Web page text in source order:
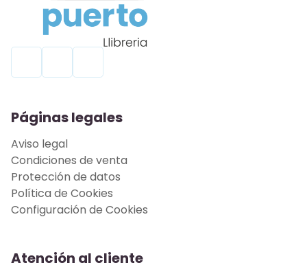
Páginas legales
Aviso legal
Condiciones de venta
Protección de datos
Política de Cookies
Configuración de Cookies
Atención al cliente